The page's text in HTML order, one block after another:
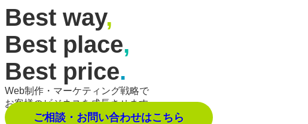
Best way,
Best place,
Best price.
Web制作・マーケティング戦略で
お客様のビジネスを成長させます。
ご相談・お問い合わせはこちら